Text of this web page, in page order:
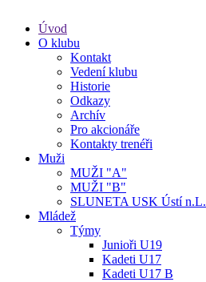
Úvod
O klubu
Kontakt
Vedení klubu
Historie
Odkazy
Archív
Pro akcionáře
Kontakty trenéři
Muži
MUŽI "A"
MUŽI "B"
SLUNETA USK Ústí n.L.
Mládež
Týmy
Junioři U19
Kadeti U17
Kadeti U17 B